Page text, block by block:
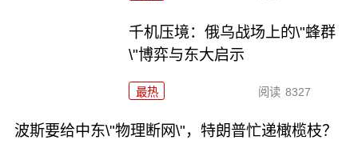
千机压境：俄乌战场上的\"蜂群
\"博弈与东大启示
最热 阅读 8327
波斯要给中东\"物理断网\"，特朗普忙递橄榄枝？